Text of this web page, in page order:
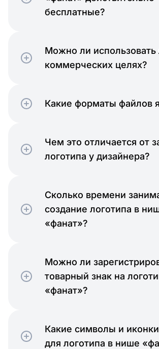
бесплатные?
Можно ли использовать
коммерческих целях?
Какие форматы файлов
Чем это отличается от
логотипа у дизайнера?
Сколько времени
создание логотипа в
«фанат»?
Можно ли
товарный знак на
«фанат»?
Какие символы и
для логотипа в нише